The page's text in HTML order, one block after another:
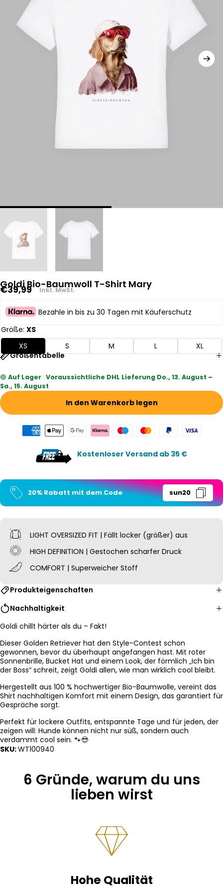
Goldi Bio-Baumwoll T-Shirt Mary
Regulärer
€39,99 Inkl. MwSt.
Bezahle in bis zu 30 Tagen mit Käuferschutz
Größe: XS
XS
S M L
XL
Größentabelle
🟢 Auf Lager · Voraussichtliche DHL Lieferung Do., 13. August –
Sa., 15. August
In den Warenkorb legen
Kostenloser Versand ab 35 €
20% Rabatt mit dem Code sun20
LIGHT OVERSIZED FIT | Fällt locker (größer) aus
HIGH DEFINITION | Gestochen scharfer Druck
COMFORT | Superweicher Stoff
Produkteigenschaften
Nachhaltigkeit
Goldi chillt härter als du – Fakt!
Dieser Golden Retriever hat den Style-Contest schon
gewonnen, bevor du überhaupt angefangen hast. Mit roter
Sonnenbrille, Bucket Hat und einem Look, der förmlich „Ich bin
der Boss“ schreit, zeigt Goldi allen, wie man wirklich cool bleibt.
Hergestellt aus 100 % hochwertiger Bio-Baumwolle, vereint das
Shirt nachhaltigen Komfort mit einem Design, das garantiert für
Gespräche sorgt.
Perfekt für lockere Outfits, entspannte Tage und für jeden, der
zeigen will: Hunde können nicht nur süß, sondern auch
verdammt cool sein. 🐾😎
SKU:WT100940
6 Gründe, warum du uns
lieben wirst
Hohe Qualität